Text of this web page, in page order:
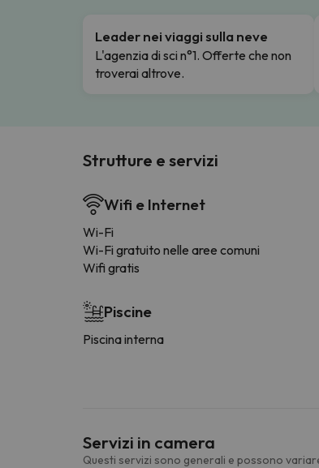
Leader nei viaggi sulla neve
L'agenzia di sci n°1. Offerte che non
troverai altrove.
Strutture e servizi
Wifi e Internet
Wi-Fi
Wi-Fi gratuito nelle aree comuni
Wifi gratis
Piscine
Piscina interna
Servizi in camera
Questi servizi sono generali e possono